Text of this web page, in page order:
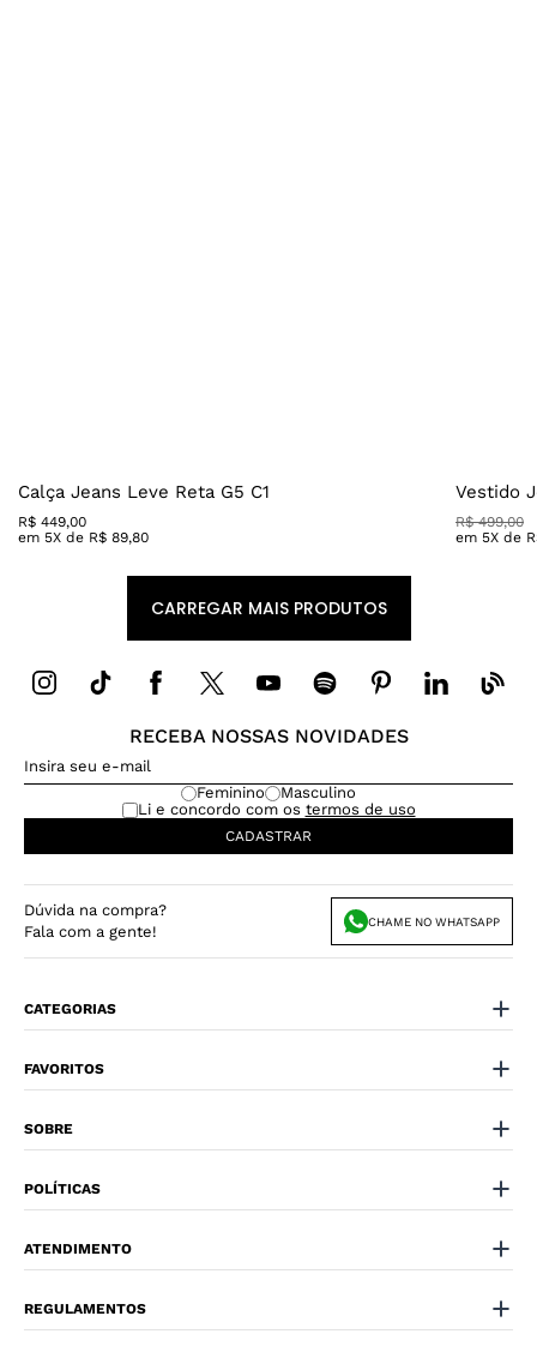
Calça Jeans Leve Reta G5 C1
R$ 449,00
em 5X de R$ 89,80
Vestido
R$ 499,00
em 5X de
RECEBA NOSSAS NOVIDADES
Feminino
Masculino
Li e concordo com os termos de uso
CADASTRAR
Dúvida na compra?
Fala com a gente!
CHAME NO WHATSAPP
CATEGORIAS
FAVORITOS
SOBRE
POLÍTICAS
ATENDIMENTO
REGULAMENTOS